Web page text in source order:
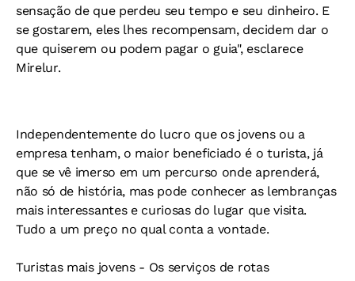
sensação de que perdeu seu tempo e seu dinheiro. E
se gostarem, eles lhes recompensam, decidem dar o
que quiserem ou podem pagar o guia", esclarece
Mirelur.
Independentemente do lucro que os jovens ou a
empresa tenham, o maior beneficiado é o turista, já
que se vê imerso em um percurso onde aprenderá,
não só de história, mas pode conhecer as lembranças
mais interessantes e curiosas do lugar que visita.
Tudo a um preço no qual conta a vontade.
Turistas mais jovens - Os serviços de rotas